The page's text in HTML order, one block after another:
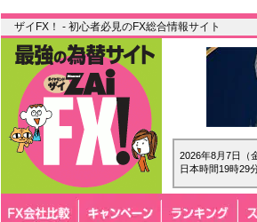
ザイFX！ - 初心者必見のFX総合情報サイト
2026年8月7日（
日本時間19時29